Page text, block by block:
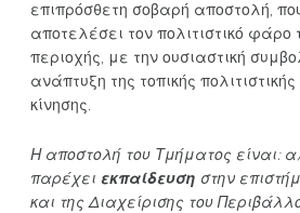
επιπρόσθετη σοβαρή αποστολή,
αποτελέσει τον πολιτιστικό φάρο
περιοχής, με την ουσιαστική
ανάπτυξη της τοπικής
κίνησης.
Η αποστολή του Τμήματος είναι:
παρέχει εκπαίδευση στην
και της Διαχείρισης του